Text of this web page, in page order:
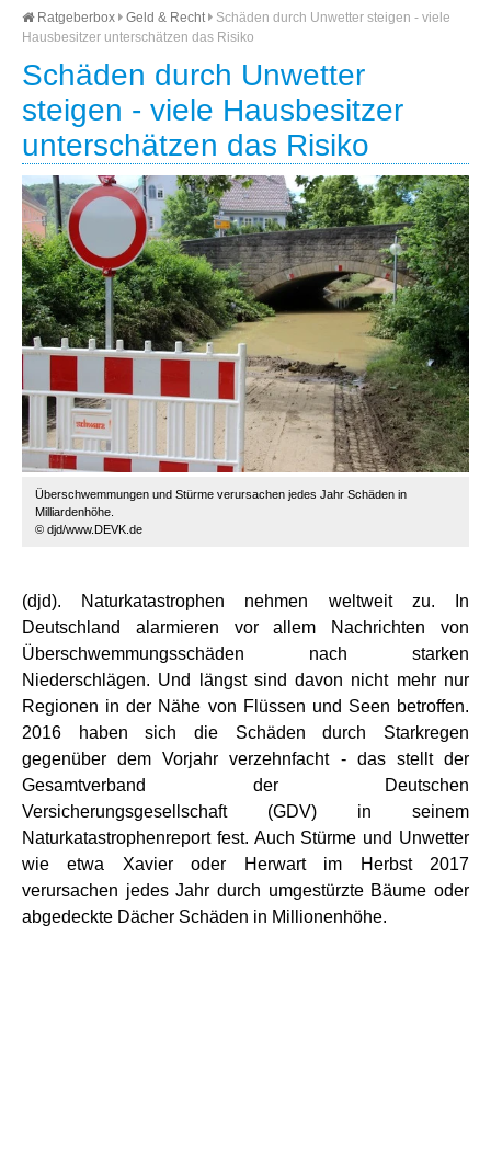
Ratgeberbox Geld & Recht
Schäden durch Unwetter steigen - viele
Hausbesitzer unterschätzen das Risiko
Schäden durch Unwetter
steigen - viele Hausbesitzer
unterschätzen das Risiko
Überschwemmungen und Stürme verursachen jedes Jahr Schäden in
Milliardenhöhe.
© djd/www.DEVK.de
(djd). Naturkatastrophen nehmen weltweit zu. In
Deutschland alarmieren vor allem Nachrichten von
Überschwemmungsschäden nach starken
Niederschlägen. Und längst sind davon nicht mehr nur
Regionen in der Nähe von Flüssen und Seen betroffen.
2016 haben sich die Schäden durch Starkregen
gegenüber dem Vorjahr verzehnfacht - das stellt der
Gesamtverband der Deutschen
Versicherungsgesellschaft (GDV) in seinem
Naturkatastrophenreport fest. Auch Stürme und Unwetter
wie etwa Xavier oder Herwart im Herbst 2017
verursachen jedes Jahr durch umgestürzte Bäume oder
abgedeckte Dächer Schäden in Millionenhöhe.